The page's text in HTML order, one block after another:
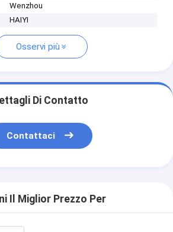
Wenzhou
HAIYI
Osservi più
Di Contatto
Contattaci
Il Miglior Prezzo Per